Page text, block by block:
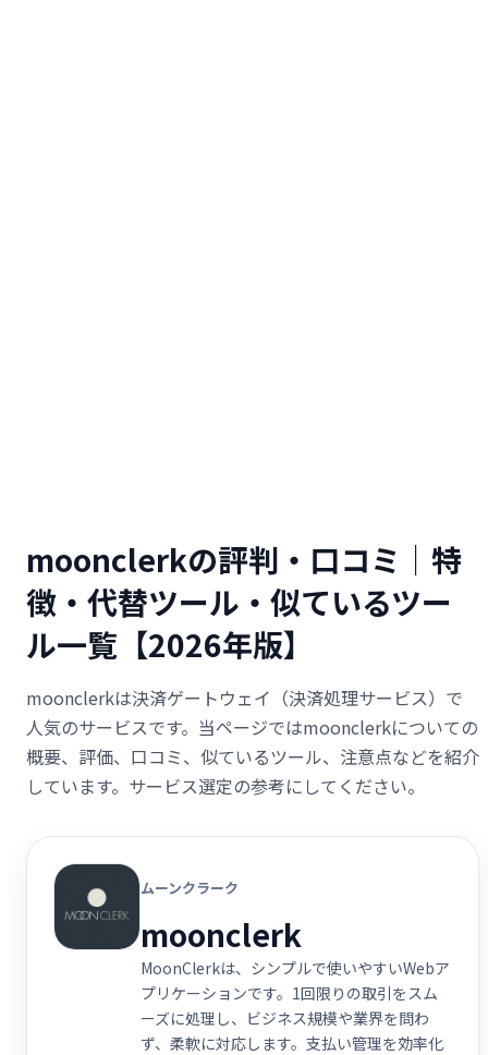
moonclerkの評判・口コミ｜特
徴・代替ツール・似ているツー
ル一覧【2026年版】
moonclerkは決済ゲートウェイ（決済処理サービス）で
人気のサービスです。当ページではmoonclerkについての
概要、評価、口コミ、似ているツール、注意点などを紹介
しています。サービス選定の参考にしてください。
ムーンクラーク
moonclerk
MoonClerkは、シンプルで使いやすいWebア
プリケーションです。1回限りの取引をスム
ーズに処理し、ビジネス規模や業界を問わ
ず、柔軟に対応します。支払い管理を効率化